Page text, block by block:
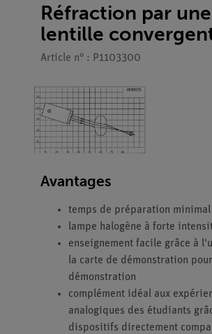
Réfraction par une
lentille
Article n° : P1103300
Avantages
temps de préparation minimal
lampe halogène à forte
enseignement facile grâce à
la carte de démonstration
démonstration
complément idéal aux
analogiques des étudiants
dispositifs directement